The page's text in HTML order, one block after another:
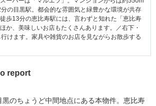
の目黒駅。都会的な雰囲気と緑豊かな環境が共存
歩13分の恵比寿駅には、言わずと知れた「恵比寿
か、美味しいお店もたくさんあります。／右下・
けます。家具や雑貨のお店を見ながらお散歩する
report
のちょうど中間地点にある本物件。恵比寿